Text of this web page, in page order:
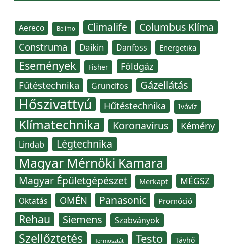
Aereco Belimo Climalife Columbus Klíma
Construma Daikin Danfoss Energetika
Események Fisher Földgáz
Fűtéstechnika Grundfos Gázellátás
Hőszivattyú Hűtéstechnika Ivóvíz
Klímatechnika Koronavírus Kémény
Lindab Légtechnika
Magyar Mérnöki Kamara
Magyar Épületgépészet Merkapt MÉGSZ
Oktatás OMÉN Panasonic Promóció
Rehau Siemens Szabványok
Szellőztetés Termosztát Testo Távhő